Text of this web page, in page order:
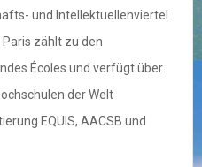
und Intellektuellenviertel
Paris zählt zu den
Écoles und verfügt über
der Welt
EQUIS, AACSB und